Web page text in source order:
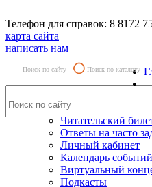
Телефон для справок: 8 8172
карта сайта
написать нам
Поиск по сайту Поиск по каталогу
Читательский
Ответы на часто
Личный кабинет
Календарь событий
Виртуальный
Подкасты